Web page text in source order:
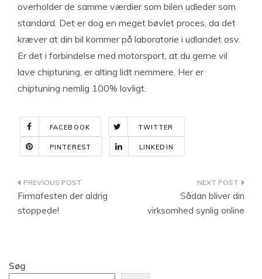
overholder de samme værdier som bilen udleder som
standard. Det er dog en meget bøvlet proces, da det
kræver at din bil kommer på laboratorie i udlandet osv.
Er det i forbindelse med motorsport, at du gerne vil
lave chiptuning, er alting lidt nemmere. Her er
chiptuning nemlig 100% lovligt.
FACEBOOK TWITTER
PINTEREST LINKEDIN
Indlægsnavigation
Firmafesten der aldrig
stoppede!
Sådan bliver din
virksomhed synlig online
Søg